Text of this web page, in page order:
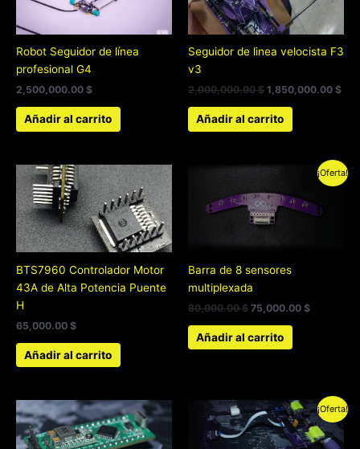
Robot Seguidor de línea
profesional G4
2,500,000.00 $
Añadir al carrito
Seguidor de linea velocista F3
v3
2,000,000.00$
2,000,000.00 $.
1,850,000.00 $
Añadir al carrito
BTS7960 Controlador Motor
43A de Alta Potencia Puente
H
65,000.00 $
Añadir al carrito
¡Oferta!
Barra de 8 sensores
multiplexada
80,000.00$
El
original
era:
80,000.00 $.
75,000.00 $
El
precio
es:
Añadir al carrito
¡Oferta!
de
Este
tiene